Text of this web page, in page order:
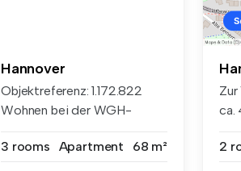
Hannover
Objektreferenz: 1.172.822
Wohnen bei der WGH-
3 rooms
Apartment 68 m²
ca.
2